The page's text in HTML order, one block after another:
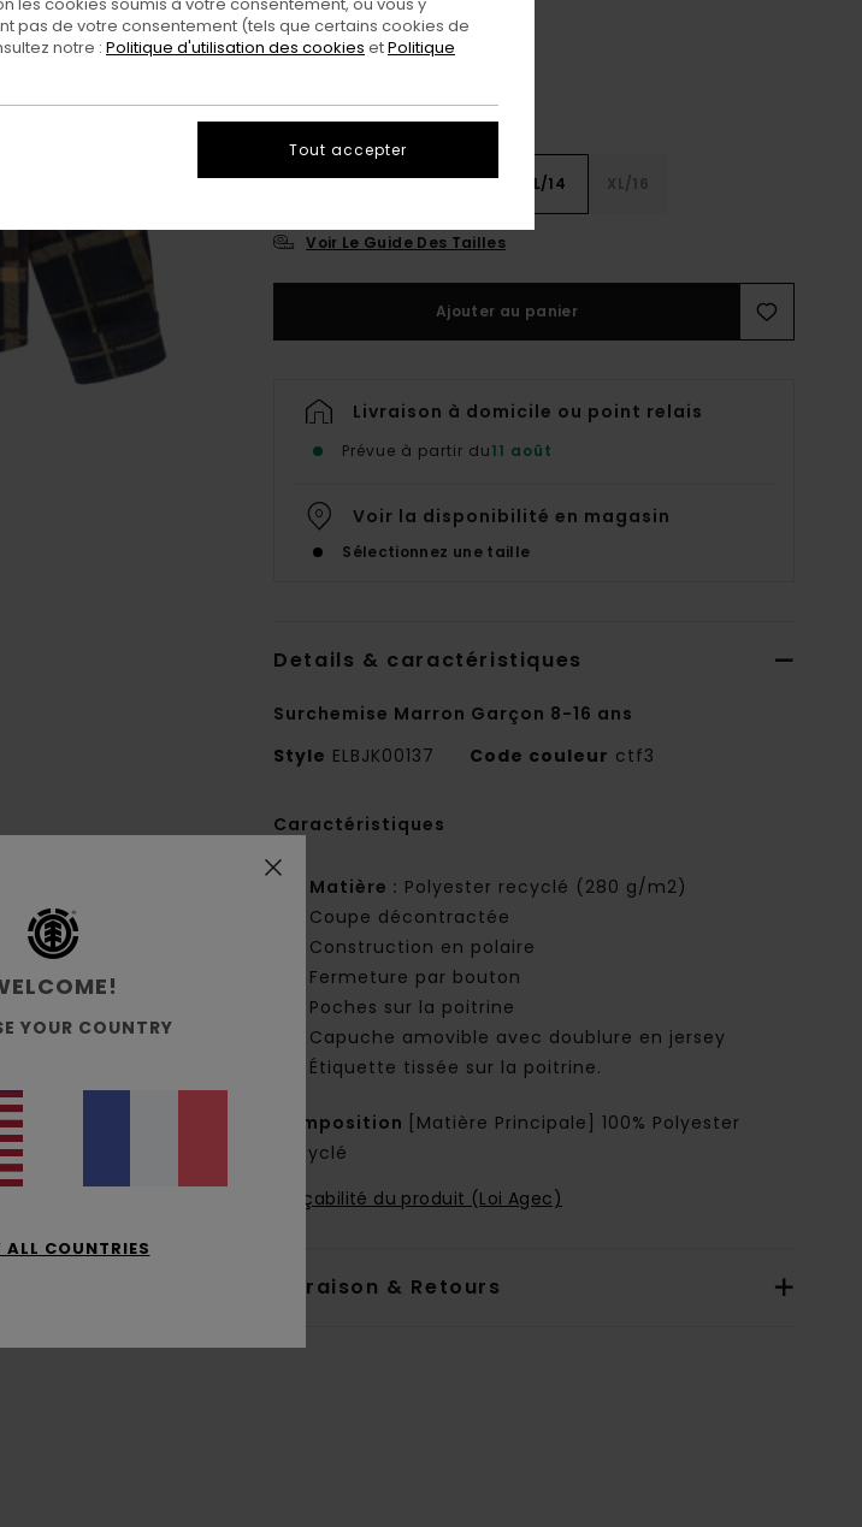
XS/8 S/10 M/12 L/14 XL/16
Voir Le Guide Des Tailles
Ajouter au panier
Livraison à domicile ou point relais
Prévue à partir du11 août
Voir la disponibilité en magasin
Sélectionnez une taille
Details & caractéristiques
Surchemise Marron Garçon 8-16 ans
Style ELBJK00137 Code couleur ctf3
Caractéristiques
Matière : Polyester recyclé (280 g/m2)
Coupe décontractée
Construction en polaire
Fermeture par bouton
Poches sur la poitrine
Capuche amovible avec doublure en jersey
Étiquette tissée sur la poitrine.
Composition
[Matière Principale] 100% Polyester
Recyclé
Traçabilité du produit (Loi Agec)
Livraison & Retours
YOUR COUNTRY
ALL COUNTRIES
pas de votre consentement (tels que certains cookies de
notre : Politique d'utilisation des cookies etPolitique
Tout accepter